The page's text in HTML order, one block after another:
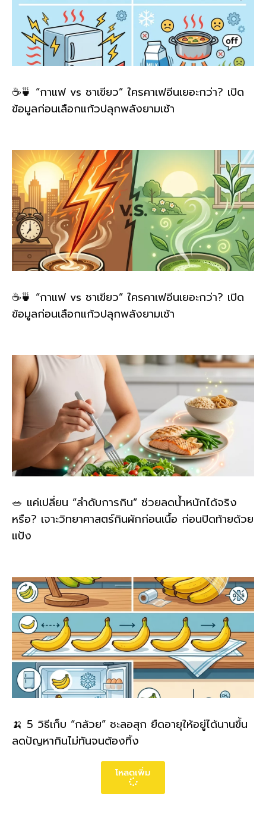
☕🍵 “กาแฟ vs ชาเขียว” ใครคาเฟอีนเยอะกว่า? เปิด
ข้อมูลก่อนเลือกแก้วปลุกพลังยามเช้า
☕🍵 “กาแฟ vs ชาเขียว” ใครคาเฟอีนเยอะกว่า? เปิด
ข้อมูลก่อนเลือกแก้วปลุกพลังยามเช้า
🥗 แค่เปลี่ยน “ลำดับการกิน” ช่วยลดน้ำหนักได้จริง
หรือ? เจาะวิทยาศาสตร์กินผักก่อนเนื้อ ก่อนปิดท้ายด้วย
แป้ง
🍌 5 วิธีเก็บ “กล้วย” ชะลอสุก ยืดอายุให้อยู่ได้นานขึ้น
ลดปัญหากินไม่ทันจนต้องทิ้ง
โหลดเพิ่ม